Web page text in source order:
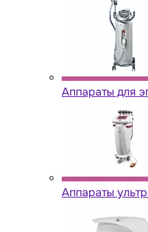
Аппараты для
Аппараты